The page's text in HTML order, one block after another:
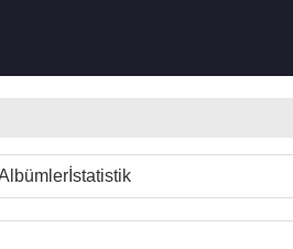
İstatistik